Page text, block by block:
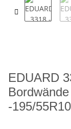
EDUARD
-195/55R10